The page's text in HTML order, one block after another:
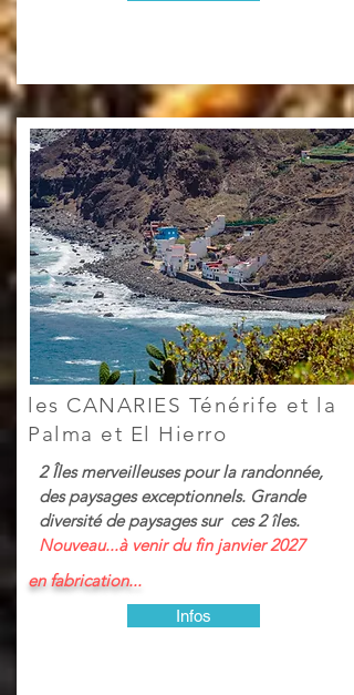
les CANARIES Ténérife et la
Palma et El Hierro
2 Îles merveilleuses pour la randonnée,
des paysages exceptionnels. Grande
diversité de paysages sur ces 2 îles.
Nouveau...à venir du fin janvier 2027
en fabrication...
Infos